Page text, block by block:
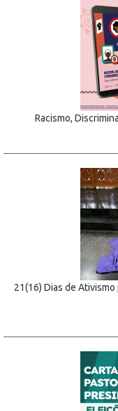
Racismo,
21(16) Dias de